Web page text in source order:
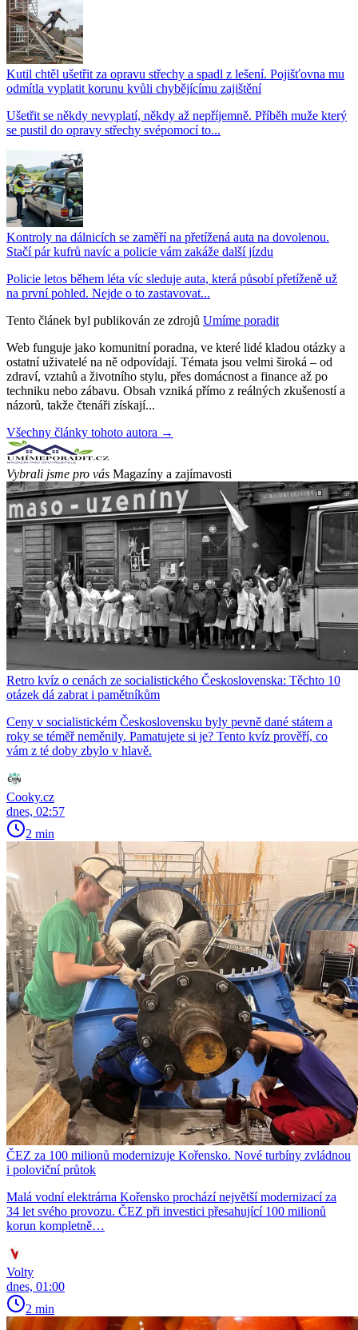
Kutil chtěl ušetřit za opravu střechy a spadl z lešení. Pojišťovna mu
odmítla vyplatit korunu kvůli chybějícímu zajištění
Ušetřit se někdy nevyplatí, někdy až nepříjemně. Příběh muže který
se pustil do opravy střechy svépomocí to...
Kontroly na dálnicích se zaměří na přetížená auta na dovolenou.
Stačí pár kufrů navíc a policie vám zakáže další jízdu
Policie letos během léta víc sleduje auta, která působí přetíženě už
na první pohled. Nejde o to zastavovat...
Tento článek byl publikován ze zdrojů Umíme poradit
Web funguje jako komunitní poradna, ve které lidé kladou otázky a
ostatní uživatelé na ně odpovídají. Témata jsou velmi široká – od
zdraví, vztahů a životního stylu, přes domácnost a finance až po
techniku nebo zábavu. Obsah vzniká přímo z reálných zkušeností a
názorů, takže čtenáři získají...
Všechny články tohoto autora →
Vybrali jsme pro vás Magazíny a zajímavosti
Retro kvíz o cenách ze socialistického Československa: Těchto 10
otázek dá zabrat i pamětníkům
Ceny v socialistickém Československu byly pevně dané státem a
roky se téměř neměnily. Pamatujete si je? Tento kvíz prověří, co
vám z té doby zbylo v hlavě.
Cooky.cz
dnes, 02:57
2 min
ČEZ za 100 milionů modernizuje Kořensko. Nové turbíny zvládnou
i poloviční průtok
Malá vodní elektrárna Kořensko prochází největší modernizací za
34 let svého provozu. ČEZ při investici přesahující 100 milionů
korun kompletně…
Volty
dnes, 01:00
2 min